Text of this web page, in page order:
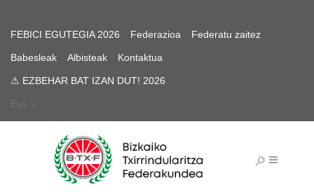
FEBICI EGUTEGIA 2026 Federazioa Federatu zaitez
Babesleak Albisteak Kontaktua
⚠ EZBEHAR BAT IZAN DUT! 2026
Eus